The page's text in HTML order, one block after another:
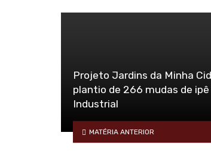
Projeto Jardins da Minha
plantio de 266 mudas de
Industrial
MATÉRIA ANTERIOR